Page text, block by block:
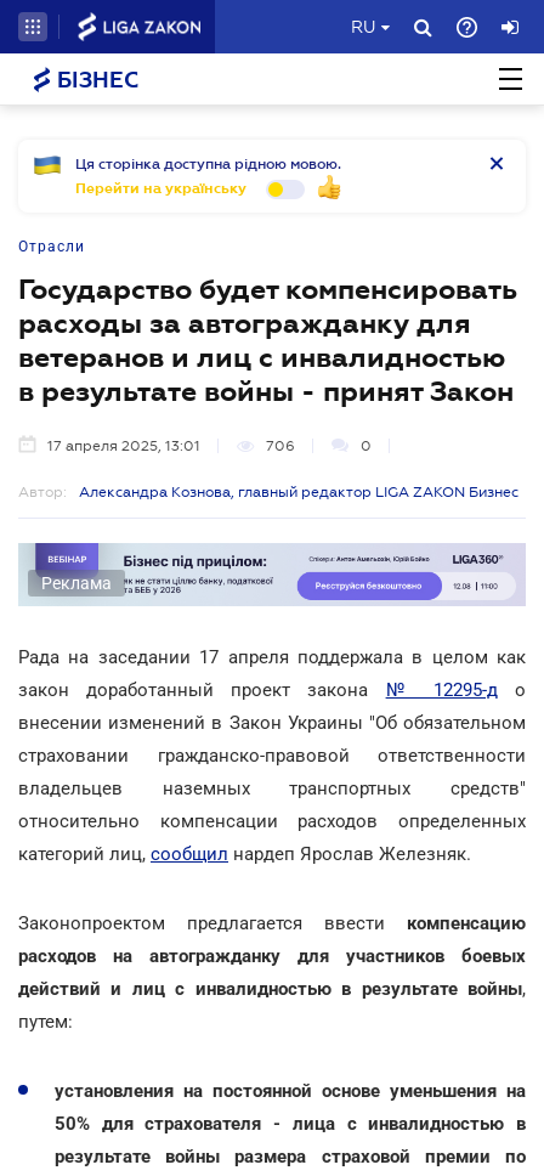
RU
БІЗНЕС
Ця сторінка доступна рідною мовою.
Перейти на українську
Отрасли
Государство будет компенсировать
расходы за автогражданку для
ветеранов и лиц с инвалидностью
в результате войны - принят Закон
17 апреля 2025, 13:01 706 0
Автор: Александра Кознова, главный редактор LIGA ZAKON Бизнес
Реклама
Рада на заседании 17 апреля поддержала в целом как
закон доработанный проект закона № 12295-до
внесении изменений в Закон Украины "Об обязательном
страховании гражданско-правовой ответственности
владельцев наземных транспортных средств"
относительно компенсации расходов определенных
категорий лиц, сообщил нардеп Ярослав Железняк.
Законопроектом предлагается ввести компенсацию
расходов на автогражданку для участников боевых
действий и лиц с инвалидностью в результате войны,
путем:
установления на постоянной основе уменьшения на
50% для страхователя - лица с инвалидностью в
результате войны размера страховой премии по